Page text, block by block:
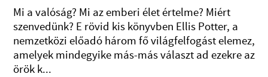
Mi a valóság? Mi az emberi élet értelme? Miért
szenvedünk? E rövid kis könyvben Ellis Potter, a
nemzetközi előadó három fő világfelfogást elemez,
amelyek mindegyike más-más választ ad ezekre az
örök k...